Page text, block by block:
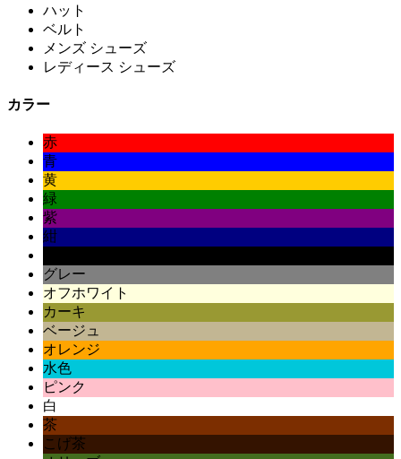
ハット
ベルト
メンズ シューズ
レディース シューズ
カラー
赤
青
黄
緑
紫
紺
グレー
オフホワイト
カーキ
ベージュ
オレンジ
水色
ピンク
白
茶
こげ茶